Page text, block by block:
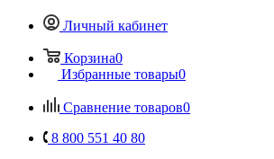
Личный кабинет
Корзина0
Избранные товары0
Сравнение товаров0
8 800 551 40 80